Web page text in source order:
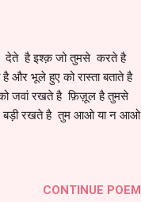
है इश्क़ जो तुमसे करते है
और भूले हुए को रास्ता बताते है
को जवां रखते है फ़िज़ूल है तुमसे
बड़ी रखते है तुम आओ या न आओ
CONTINUE POEM